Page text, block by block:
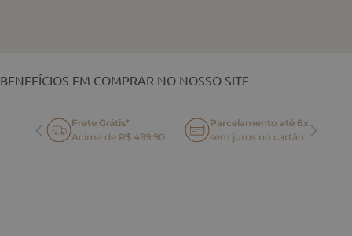
BENEFÍCIOS EM COMPRAR NO NOSSO SITE
Frete Grátis*
Acima de R$ 499,90
Parcelamento até 6x
sem juros no cartão